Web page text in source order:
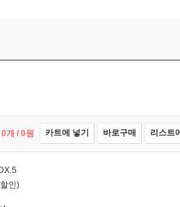
0개 / 0원 카트에 넣기 바로구매 리스트
인)